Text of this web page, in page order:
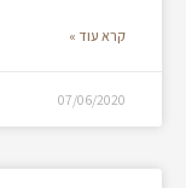
קרא עוד »
07/06/2020